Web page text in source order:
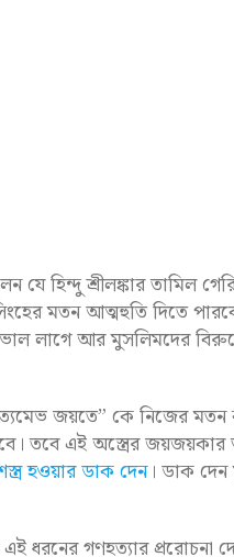
যে হিন্দু শ্রীলঙ্কার তামিল
মতন আত্মহুতি দিতে
লাগে আর মুসলিমদের
জয়তে” কে নিজের
তবে এই অস্ত্রের
হওয়ার ডাক দেন। ডাক দেন
গণহত্যার প্ররোচনা